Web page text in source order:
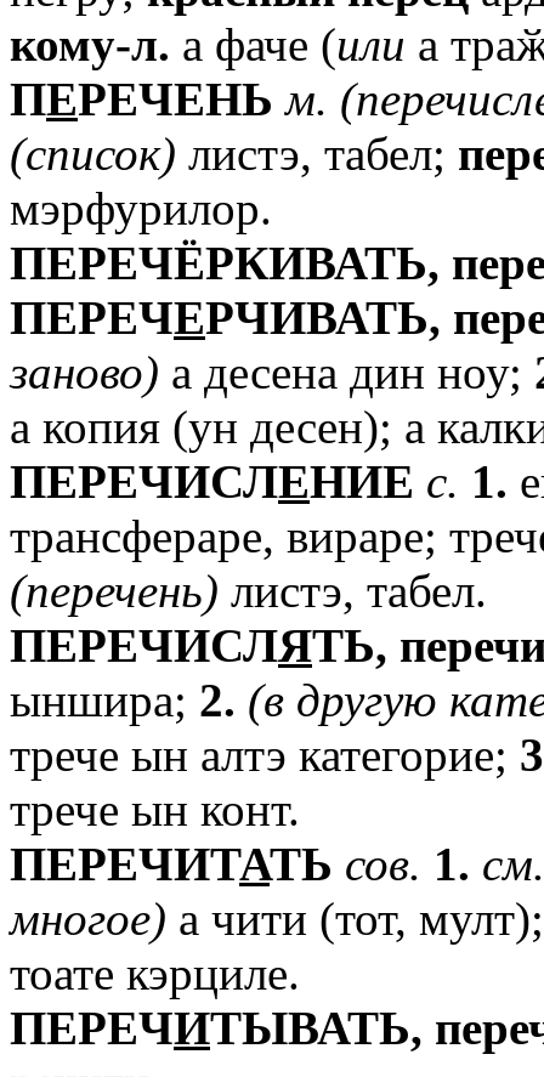
кому-л. а фаче (или а
ПЕРЕЧЕНЬ м.
(список) листэ, табел;
мэрфурилор.
ПЕРЕЧЁРКИВАТЬ,
ПЕРЕЧЕРЧИВАТЬ,
заново) а десена дин ноу;
а копия (ун десен); а
ПЕРЕЧИСЛЕНИЕ с. 1.
трансфераре, вираре;
(перечень) листэ, табел.
ПЕРЕЧИСЛЯТЬ,
ыншира; 2. (в другую
трече ын алтэ категорие;
трече ын конт.
ПЕРЕЧИТАТЬ сов. 1. см.
многое) а чити (тот,
тоате кэрциле.
ПЕРЕЧИТЫВАТЬ,